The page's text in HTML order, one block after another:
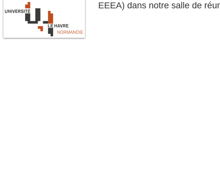
EEEA) dans notre salle de